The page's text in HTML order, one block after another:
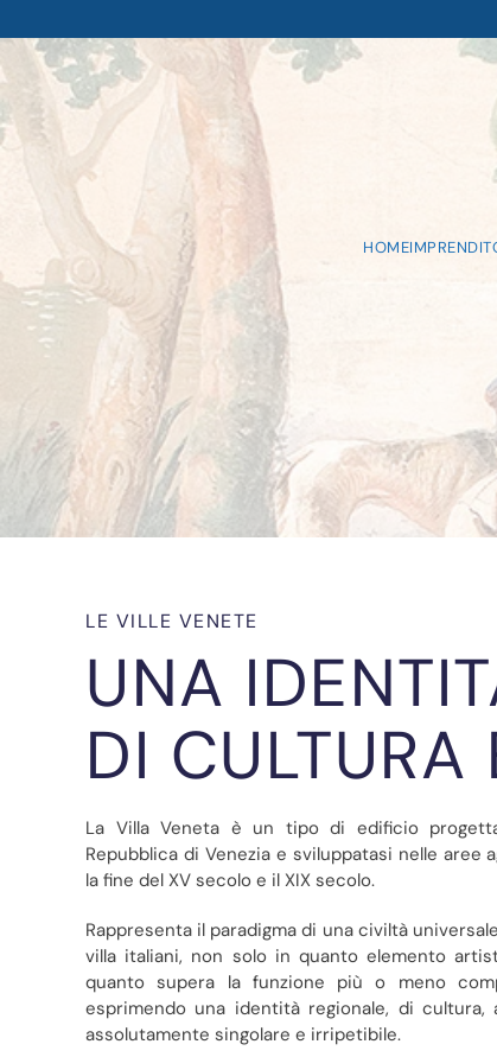
HOME
LE VILLE VENETE
UNA
DI CULTURA
La Villa Veneta è un tipo di edificio
Repubblica di Venezia e sviluppatasi nelle aree
la fine del XV secolo e il XIX secolo.
Rappresenta il paradigma di una civiltà
villa italiani, non solo in quanto elemento
quanto supera la funzione più o meno
esprimendo una identità regionale, di cultura,
assolutamente singolare e irripetibile.